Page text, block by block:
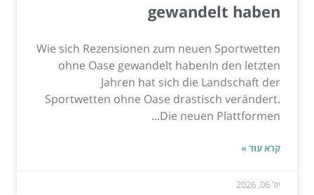
gewandelt haben
Wie sich Rezensionen zum neuen Sportwetten
ohne Oase gewandelt habenIn den letzten
Jahren hat sich die Landschaft der
Sportwetten ohne Oase drastisch verändert.
Die neuen Plattformen...
קרא עוד »
יול 06, 2026